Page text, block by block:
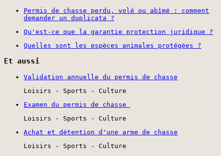
Permis de chasse perdu, volé ou abîmé : comment
demander un duplicata ?
Qu'est-ce que la garantie protection juridique ?
Quelles sont les espèces animales protégées ?
Et aussi
Validation annuelle du permis de chasse
Loisirs - Sports - Culture
Examen du permis de chasse
Loisirs - Sports - Culture
Achat et détention d'une arme de chasse
Loisirs - Sports - Culture